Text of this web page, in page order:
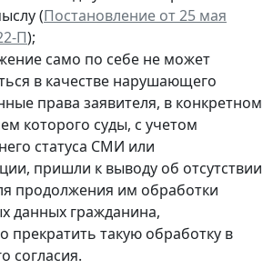
(Постановление от 25 мая
П);
само по себе не может
в качестве нарушающего
права заявителя, в конкретном
которого суды, с учетом
статуса СМИ или
пришли к выводу об отсутствии
продолжения им обработки
данных гражданина,
прекратить такую обработку в
согласия.